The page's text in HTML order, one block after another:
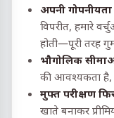
अपनी
विपरीत, हमारे
होती—पूरी तरह
भौगोलिक
की आवश्यकता है,
मुफ्त परीक्षण
खाते बनाकर